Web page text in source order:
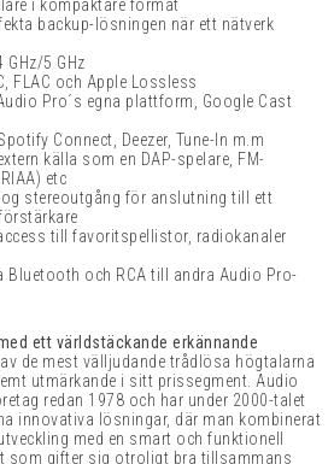
i kompaktare format
backup-lösningen när ett nätverk
5 GHz
FLAC och Apple Lossless
Pro´s egna plattform, Google Cast
Connect, Deezer, Tune-In m.m
källa som en DAP-spelare, FM-
etc
stereoutgång för anslutning till ett
till favoritspellistor, radiokanaler
Bluetooth och RCA till andra Audio Pro-
ett världstäckande erkännande
de mest välljudande trådlösa högtalarna
utmärkande i sitt prissegment. Audio
redan 1978 och har under 2000-talet
innovativa lösningar, där man kombinerat
med en smart och funktionell
som gifter sig otroligt bra tillsammans